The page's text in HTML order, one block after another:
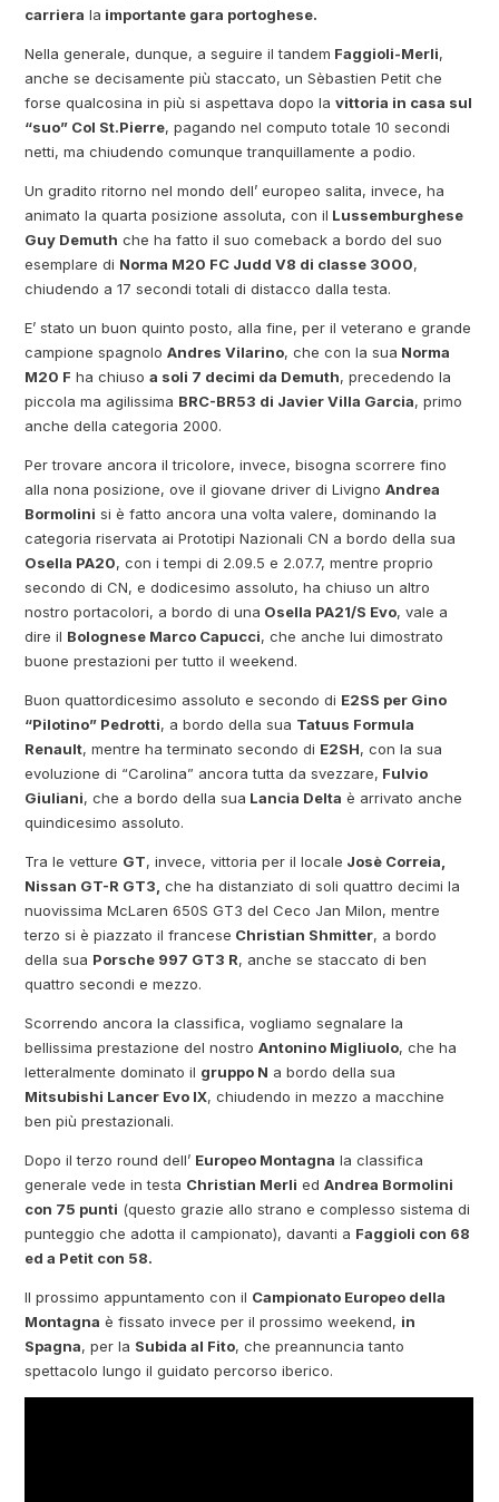
carriera la importante gara portoghese.
Nella generale, dunque, a seguire il tandem Faggioli-Merli,
anche se decisamente più staccato, un Sèbastien Petit che
forse qualcosina in più si aspettava dopo lavittoria in casa sul
“suo” Col St.Pierre, pagando nel computo totale 10 secondi
netti, ma chiudendo comunque tranquillamente a podio.
Un gradito ritorno nel mondo dell’ europeo salita, invece, ha
animato la quarta posizione assoluta, con il Lussemburghese
Guy Demuth che ha fatto il suo comeback a bordo del suo
esemplare di Norma M20 FC Judd V8 di classe 3000,
chiudendo a 17 secondi totali di distacco dalla testa.
E’ stato un buon quinto posto, alla fine, per il veterano e grande
campione spagnoloAndres Vilarino, che con la sua Norma
M20 F ha chiusoa soli 7 decimi da Demuth, precedendo la
piccola ma agilissima BRC-BR53 di Javier Villa Garcia, primo
anche della categoria 2000.
Per trovare ancora il tricolore, invece, bisogna scorrere fino
alla nona posizione, ove il giovane driver di LivignoAndrea
Bormolini si è fatto ancora una volta valere, dominando la
categoria riservata ai Prototipi Nazionali CN a bordo della sua
Osella PA20, con i tempi di 2.09.5 e 2.07.7, mentre proprio
secondo di CN, e dodicesimo assoluto, ha chiuso un altro
nostro portacolori, a bordo di una Osella PA21/S Evo, vale a
dire il Bolognese Marco Capucci, che anche lui dimostrato
buone prestazioni per tutto il weekend.
Buon quattordicesimo assoluto e secondo di E2SS per Gino
“Pilotino” Pedrotti, a bordo della sua Tatuus Formula
Renault, mentre ha terminato secondo di E2SH, con la sua
evoluzione di “Carolina” ancora tutta da svezzare, Fulvio
Giuliani, che a bordo della sua Lancia Delta è arrivato anche
quindicesimo assoluto.
Tra le vetture GT, invece, vittoria per il locale Josè Correia,
Nissan GT-R GT3, che ha distanziato di soli quattro decimi la
nuovissima McLaren 650S GT3 del Ceco Jan Milon, mentre
terzo si è piazzato il francese Christian Shmitter, a bordo
della sua Porsche 997 GT3 R, anche se staccato di ben
quattro secondi e mezzo.
Scorrendo ancora la classifica, vogliamo segnalare la
bellissima prestazione del nostroAntonino Migliuolo, che ha
letteralmente dominato il gruppo N a bordo della sua
Mitsubishi Lancer Evo IX, chiudendo in mezzo a macchine
ben più prestazionali.
Dopo il terzo round dell’ Europeo Montagna la classifica
generale vede in testa Christian Merli edAndrea Bormolini
con 75 punti (questo grazie allo strano e complesso sistema di
punteggio che adotta il campionato), davanti a Faggioli con 68
ed a Petit con 58.
Il prossimo appuntamento con il Campionato Europeo della
Montagna è fissato invece per il prossimo weekend, in
Spagna, per la Subida al Fito, che preannuncia tanto
spettacolo lungo il guidato percorso iberico.